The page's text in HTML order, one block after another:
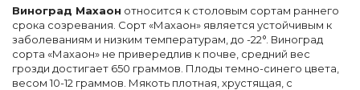
Виноград Махаон относится к столовым сортам раннего
срока созревания. Сорт «Махаон» является устойчивым к
заболеваниям и низким температурам, до -22°. Виноград
сорта «Махаон» не привередлив к почве, средний вес
грозди достигает 650 граммов. Плоды темно-синего цвета,
весом 10-12 граммов. Мякоть плотная, хрустящая, с